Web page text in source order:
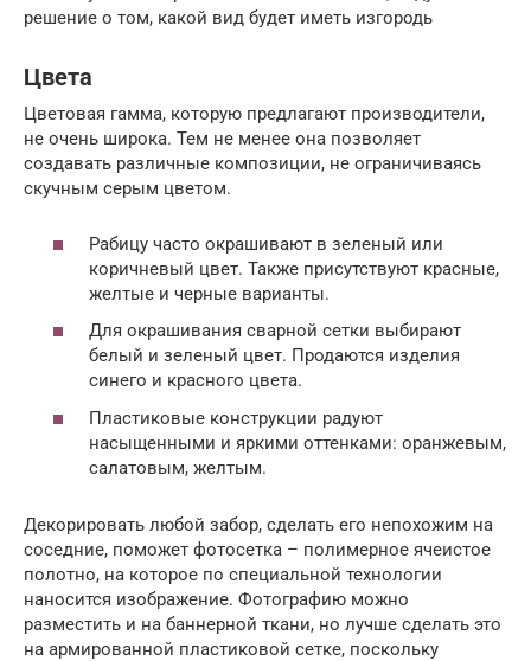
решение о том, какой вид будет иметь изгородь
Цвета
Цветовая гамма, которую предлагают производители,
не очень широка. Тем не менее она позволяет
создавать различные композиции, не ограничиваясь
скучным серым цветом.
Рабицу часто окрашивают в зеленый или
коричневый цвет. Также присутствуют красные,
желтые и черные варианты.
Для окрашивания сварной сетки выбирают
белый и зеленый цвет. Продаются изделия
синего и красного цвета.
Пластиковые конструкции радуют
насыщенными и яркими оттенками: оранжевым,
салатовым, желтым.
Декорировать любой забор, сделать его непохожим на
соседние, поможет фотосетка – полимерное ячеистое
полотно, на которое по специальной технологии
наносится изображение. Фотографию можно
разместить и на баннерной ткани, но лучше сделать это
на армированной пластиковой сетке, поскольку